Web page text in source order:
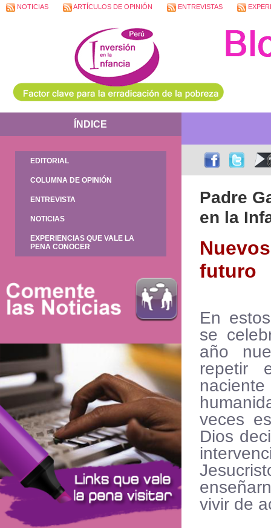
NOTICIAS ARTÍCULOS DE OPINIÓN ENTREVISTAS
ÍNDICE
EDITORIAL
COLUMNA DE OPINIÓN
ENTREVISTA
NOTICIAS
EXPERIENCIAS QUE VALE LA
PENA CONOCER
Padre
en la
futuro
En
se
año
repetir
veces
Dios
vivir de